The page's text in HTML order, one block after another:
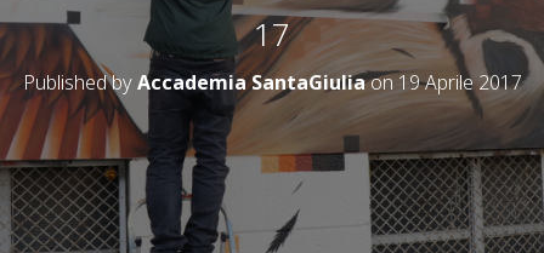
17
Published byAccademia SantaGiuliaon19 Aprile 2017